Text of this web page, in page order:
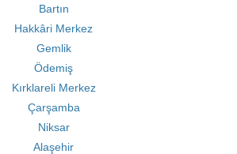
Bartın
Hakkâri Merkez
Gemlik
Ödemiş
Kırklareli Merkez
Çarşamba
Niksar
Alaşehir